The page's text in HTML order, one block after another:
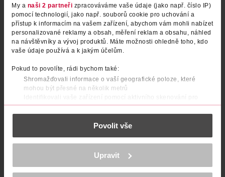
My a naši 2 partneři zpracováváme vaše údaje (jako např. číslo IP)
pomocí technologií, jako např. souborů cookie pro uchování a
přístup k informacím na vašem zařízení, abychom vám mohli nabízet
personalizované reklamy a obsah, měření reklam a obsahu, náhled
na návštěvníky a vývoj produktů. Máte možnosti ohledně toho, kdo
vaše údaje používá a k jakým účelům.
Pokud to povolíte, rádi bychom také:
Shromažďovali informace o vaší geografické poloze, které
mohou být přesné na několik metrů
Identifikovali vaše zařízení pomocí aktivního skenování pro
konkrétní charakteristiky (otisk prstu)
Zjistěte více o tom, jak zpracováváme vaše osobní údaje, a nastavte
části s podrobnostmi . Svůj souhlas můžete kdykoliv
K provozu stránek, personalizaci obsahu a reklam, funkcí sociálních
médií, analýze návštěvnosti, které mohou nést osobní údaje.
Více najdete vprohlášení o ochraně osobních údajů.
Povolit vše
Upravit
DO KOŠÍKU
Obj. č.: 1081282
DO KOŠÍKU
Obj. č.: 1144789
Vanilla Muse parfémovaná
Bruno Banani 50 ml